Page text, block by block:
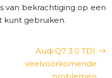
van bekrachtiging op een
kunt gebruiken.
Audi Q7 3.0 TDI:
veelvoorkomende